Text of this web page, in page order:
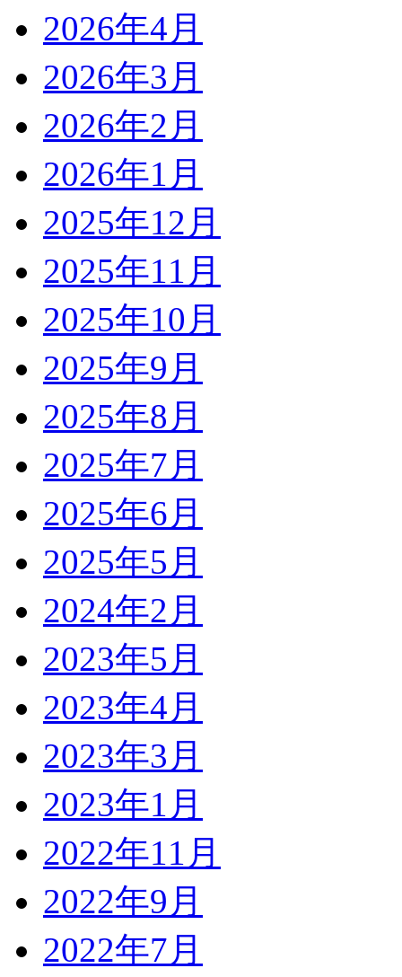
2026年4月
2026年3月
2026年2月
2026年1月
2025年12月
2025年11月
2025年10月
2025年9月
2025年8月
2025年7月
2025年6月
2025年5月
2024年2月
2023年5月
2023年4月
2023年3月
2023年1月
2022年11月
2022年9月
2022年7月